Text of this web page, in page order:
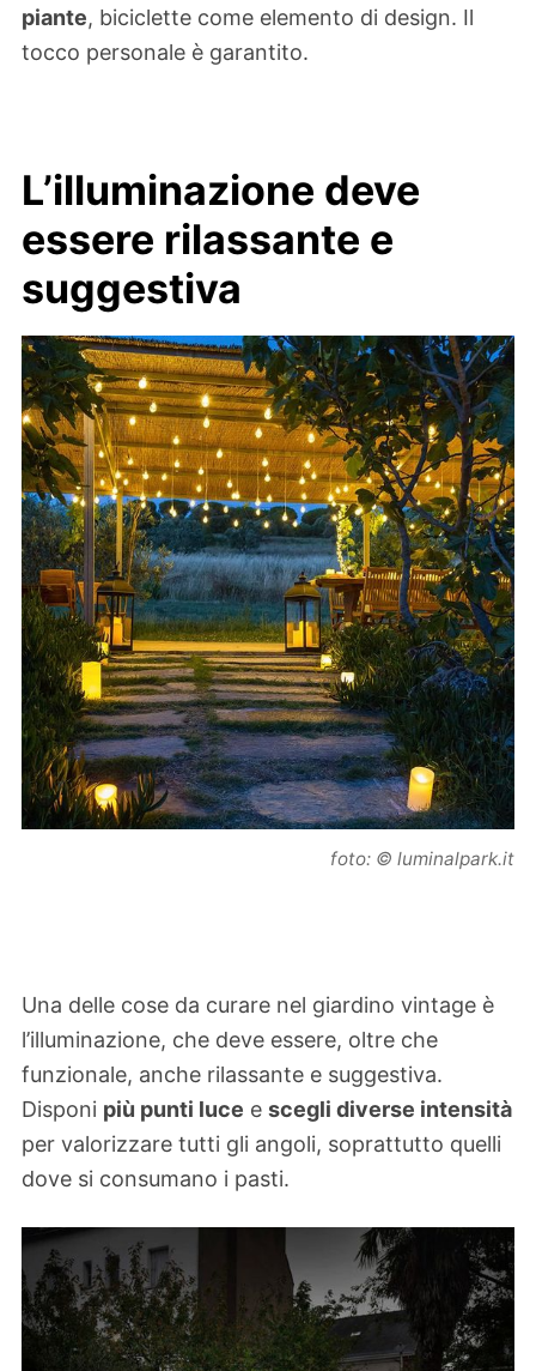
piante, biciclette come elemento di design. Il
tocco personale è garantito.
L’illuminazione deve
essere rilassante e
suggestiva
foto: © luminalpark.it
Una delle cose da curare nel giardino vintage è
l’illuminazione, che deve essere, oltre che
funzionale, anche rilassante e suggestiva.
Disponi più punti luce e scegli diverse intensità
per valorizzare tutti gli angoli, soprattutto quelli
dove si consumano i pasti.